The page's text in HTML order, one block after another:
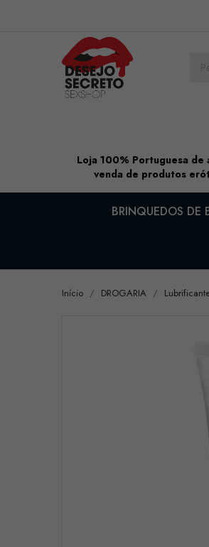
Loja 100% Portuguesa de
venda de produtos
BRINQUEDOS DE
Início DROGARIA